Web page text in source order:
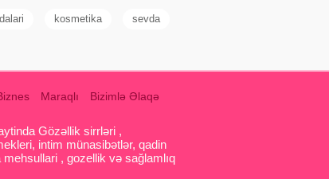
kosmetika sevda
Maraqlı Bizimlə Əlaqə
Gözəllik sirrləri ,
intim münasibətlər, qadin
, gozellik və sağlamlıq